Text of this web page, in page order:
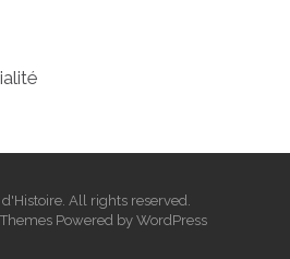
All rights reserved.
Powered by WordPress